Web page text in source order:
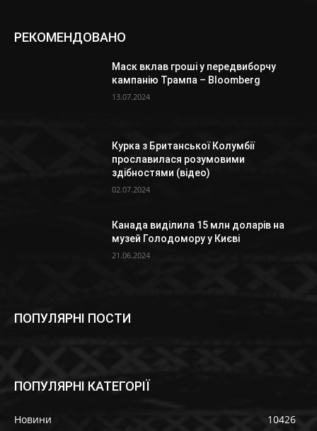
РЕКОМЕНДОВАНО
Маск вклав гроші у передвиборчу
кампанію Трампа – Bloomberg
13.07.2024
Курка з Британської Колумбії
прославилася розумовими
здібностями (відео)
02.07.2024
Канада виділила 15 млн доларів на
музей Голодомору у Києві
21.06.2024
ПОПУЛЯРНІ ПОСТИ
ПОПУЛЯРНІ КАТЕГОРІЇ
Новини
10426